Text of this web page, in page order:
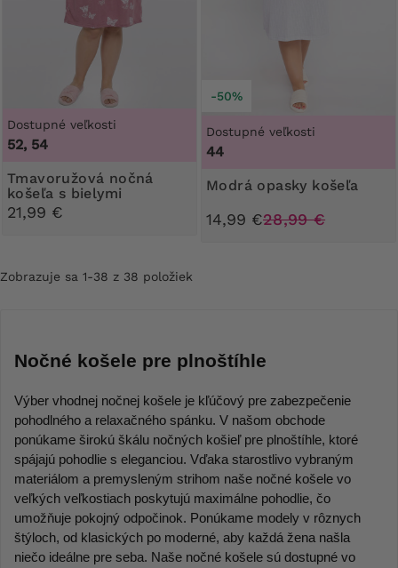
Dostupné veľkosti
52, 54
Tmavoružová nočná
košeľa s bielymi
motýlikmi
21,99 €
-50%
Dostupné veľkosti
44
Modrá opasky košeľa
14,99 €28,99 €
Zobrazuje sa 1-38 z 38 položiek
Nočné košele pre plnoštíhle
Výber vhodnej nočnej košele je kľúčový pre zabezpečenie
pohodlného a relaxačného spánku. V našom obchode
ponúkame širokú škálu nočných košieľ pre plnoštíhle, ktoré
spájajú pohodlie s eleganciou. Vďaka starostlivo vybraným
materiálom a premysleným strihom naše nočné košele vo
veľkých veľkostiach poskytujú maximálne pohodlie, čo
umožňuje pokojný odpočinok. Ponúkame modely v rôznych
štýloch, od klasických po moderné, aby každá žena našla
niečo ideálne pre seba. Naše nočné košele sú dostupné vo